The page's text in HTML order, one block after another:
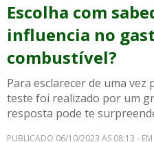
Escolha com
influencia no
combustível?
Para esclarecer de uma vez
teste foi realizado por um
resposta pode te
PUBLICADO 06/10/2023 AS 08:13 - EM